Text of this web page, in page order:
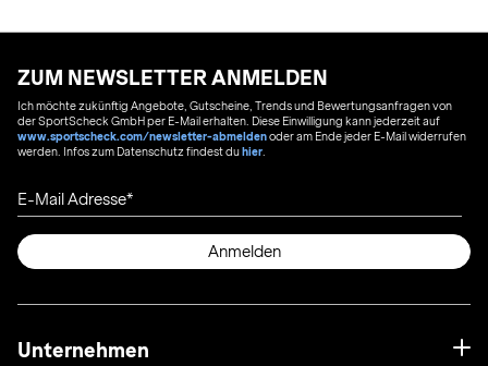
ZUM NEWSLETTER ANMELDEN
Ich möchte zukünftig Angebote, Gutscheine, Trends und Bewertungsanfragen von
der SportScheck GmbH per E-Mail erhalten. Diese Einwilligung kann jederzeit auf
www.sportscheck.com/newsletter-abmeldenoder am Ende jeder E-Mail widerrufen
werden. Infos zum Datenschutz findest duhier
E-Mail Adresse
Anmelden
Unternehmen